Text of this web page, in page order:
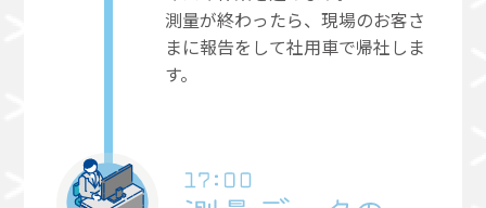
測量が終わったら、現場のお客さ
まに報告をして社用車で帰社しま
す。